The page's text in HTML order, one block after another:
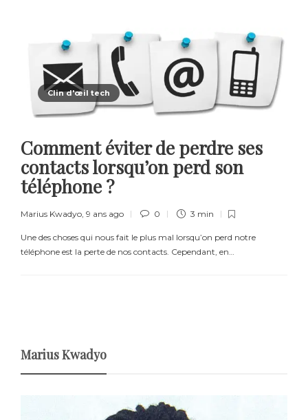
Clin d'œil tech
Comment éviter de perdre ses
contacts lorsqu’on perd son
téléphone ?
Marius Kwadyo, 9 ans ago 0 3 min
Une des choses qui nous fait le plus mal lorsqu’on perd notre
téléphone est la perte de nos contacts. Cependant, en…
Marius Kwadyo